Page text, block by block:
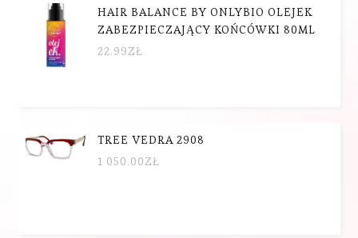
HAIR BALANCE BY ONLYBIO OLEJEK
ZABEZPIECZAJĄCY KOŃCÓWKI 80ML
22.99ZŁ
TREE VEDRA 2908
1 050.00ZŁ